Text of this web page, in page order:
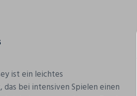
ist ein leichtes
bei intensiven Spielen einen